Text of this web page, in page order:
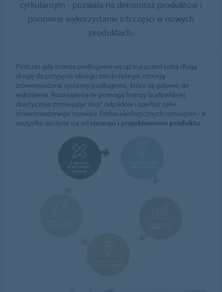
cyrkularnym - pozwala na demontaż produktów i
ponowne wykorzystanie ich części w nowych
produktach.
Podczas gdy branża podłogowa wciąż ma przed sobą długą
drogę do przyjęcia obiegu zamkniętego, istnieją
zrównoważone systemy podłogowe, które są gotowe do
wdrożenia. Rozwiązania te pomogą branży budowlanej
drastycznie zmniejszyć ilość odpadów i spełnić cele
zrównoważonego rozwoju. Forbo ekologicznych rozwiązań - a
wszystko zaczyna się od rozwoju i projektowania produktu